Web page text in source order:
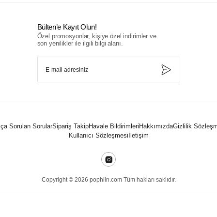
Bülten’e Kayıt Olun!
Özel promosyonlar, kişiye özel indirimler ve
son yenilikler ile ilgili bilgi alanı.
Sorulan SorularSipariş TakipHavale Bildirimleri HakkımızdaGizlilik
Kullanıcı Sözleşmesi İletişim
Copyright © 2026 pophlin.com Tüm hakları saklıdır.